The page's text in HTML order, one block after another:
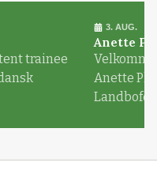
trainee
3. AUG.
Anette
Anette